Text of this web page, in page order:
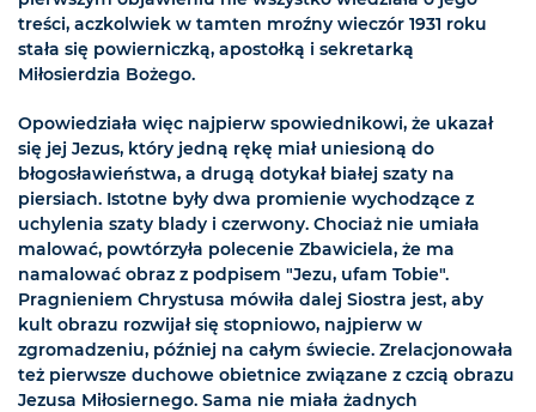
treści, aczkolwiek w tamten mroźny wieczór 1931 roku
stała się powierniczką, apostołką i sekretarką
Miłosierdzia Bożego.
Opowiedziała więc najpierw spowiednikowi, że ukazał
się jej Jezus, który jedną rękę miał uniesioną do
błogosławieństwa, a drugą dotykał białej szaty na
piersiach. Istotne były dwa promienie wychodzące z
uchylenia szaty blady i czerwony. Chociaż nie umiała
malować, powtórzyła polecenie Zbawiciela, że ma
namalować obraz z podpisem "Jezu, ufam Tobie".
Pragnieniem Chrystusa mówiła dalej Siostra jest, aby
kult obrazu rozwijał się stopniowo, najpierw w
zgromadzeniu, później na całym świecie. Zrelacjonowała
też pierwsze duchowe obietnice związane z czcią obrazu
Jezusa Miłosiernego. Sama nie miała żadnych